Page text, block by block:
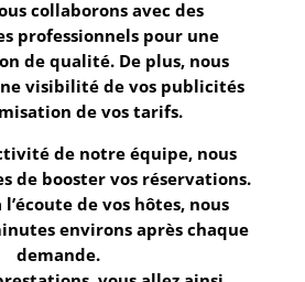
collaborons avec des
professionnels pour une
de qualité. De plus, nous
visibilité de vos publicités
de vos tarifs.
de notre équipe, nous
de booster vos réservations.
de vos hôtes, nous
environs après chaque
demande.